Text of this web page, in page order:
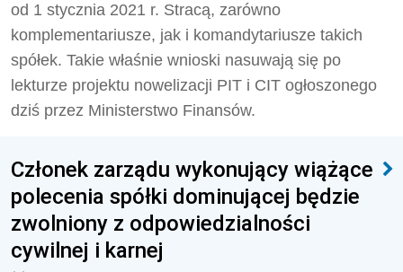
od 1 stycznia 2021 r. Stracą, zarówno
komplementariusze, jak i komandytariusze takich
spółek. Takie właśnie wnioski nasuwają się po
lekturze projektu nowelizacji PIT i CIT ogłoszonego
dziś przez Ministerstwo Finansów.
Członek zarządu wykonujący wiążące
polecenia spółki dominującej będzie
zwolniony z odpowiedzialności
cywilnej i karnej